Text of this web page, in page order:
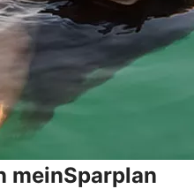
meinSparplan